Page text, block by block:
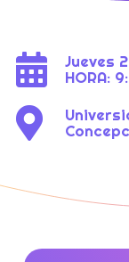
Jueves
HORA: